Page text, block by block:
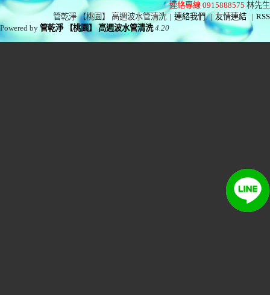
連絡專線 0915888575 林先生
管乾淨 【桃園】 高週波水管清洗 | 連絡我們 | 友情連結 | RSS
Powered by管乾淨 【桃園】 高週波水管清洗 4.20